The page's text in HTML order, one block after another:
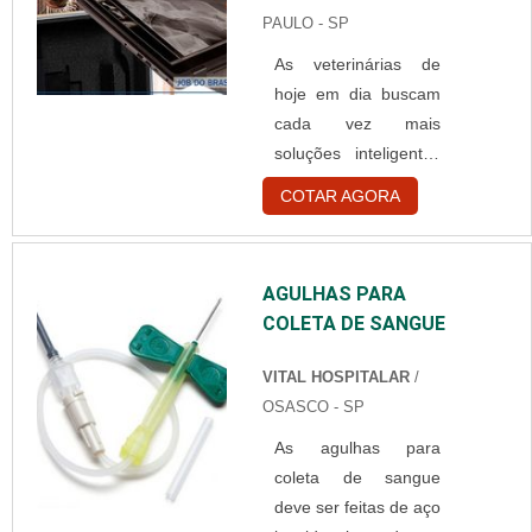
or....
Especificações das
categorias Os fios do
tipo absorvíveis são
feitos a partir de
partes de intestinos
de animais, como por
exemplo bovinos e
por processos de
limpeza e sepa....
PAULO - SP
As veterinárias de
hoje em dia buscam
cada vez mais
soluções inteligentes
para melhorar a
qualidade de seus
processos
possível melhorar a
qualidade do
digital portátil.
Precisão nos
resultados A
COTAR AGORA
AGULHAS PARA
COLETA DE SANGUE
VITAL HOSPITALAR /
OSASCO - SP
As agulhas para
coleta de sangue
deve ser feitas de aço